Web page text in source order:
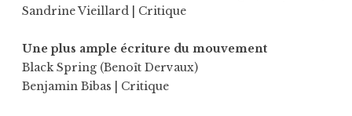
Sandrine Vieillard | Critique
Une plus ample écriture du mouvement
Black Spring (Benoît Dervaux)
Benjamin Bibas | Critique